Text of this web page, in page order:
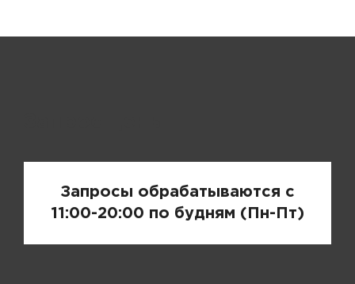
Запросы обрабатываются с
11:00-20:00 по будням (Пн-Пт)